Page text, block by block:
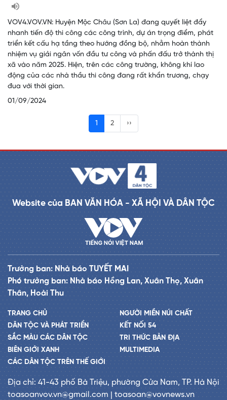
VOV4.VOV.VN: Huyện Mộc Châu (Sơn La) đang quyết liệt đẩy
nhanh tiến độ thi công các công trình, dự án trọng điểm, phát
triển kết cấu hạ tầng theo hướng đồng bộ, nhằm hoàn thành
nhiệm vụ giải ngân vốn đầu tư công và phấn đấu trở thành thị
xã vào năm 2025. Hiện, trên các công trường, không khí lao
động của các nhà thầu thi công đang rất khẩn trương, chạy
đua với thời gian.
01/09/2024
1 2 ››
Website của BAN VĂN HÓA - XÃ HỘI VÀ DÂN TỘC
Trưởng ban: Nhà báo TUYẾT MAI
Phó trưởng ban: Nhà báo Hồng Lan, Xuân Thọ, Xuân
Thân, Hoài Thu
TRANG CHỦ
DÂN TỘC VÀ PHÁT TRIỂN
SẮC MÀU CÁC DÂN TỘC
BIÊN GIỚI XANH
CÁC DÂN TỘC TRÊN THẾ GIỚI
NGƯỜI MIỀN NÚI CHẤT
KẾT NỐI 54
TRI THỨC BẢN ĐỊA
MULTIMEDIA
Địa chỉ: 41-43 phố Bà Triệu, phường Cửa Nam, TP. Hà Nội
toasoanvov.vn@gmail.com | toasoan@vovnews.vn